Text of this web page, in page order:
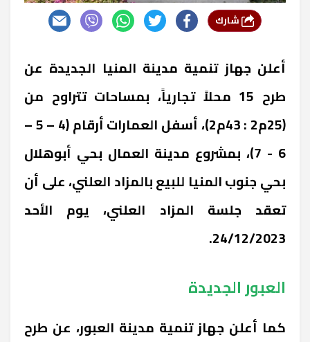
أعلن جهاز تنمية مدينة المنيا الجديدة عن
طرح 15 محلاً تجارياً، بمساحات تتراوح من
(25م2 : 43م2)، أسفل العمارات أرقام (4 – 5 –
6 - 7)، بمشروع مدينة العمال بحي أبوهلال
بحي جنوب المنيا للبيع بالمزاد العلني، على أن
تعقد جلسة المزاد العلني، يوم الأحد
24/12/2023.
العبور الجديدة
كما أعلن جهاز تنمية مدينة العبور، عن طرح